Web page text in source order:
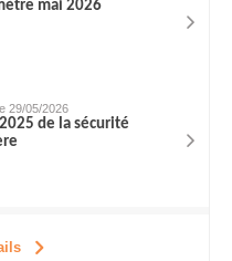
mai 2026
29/05/2026
de la sécurité